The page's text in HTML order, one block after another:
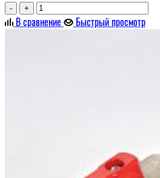
- +
В сравнение Быстрый просмотр